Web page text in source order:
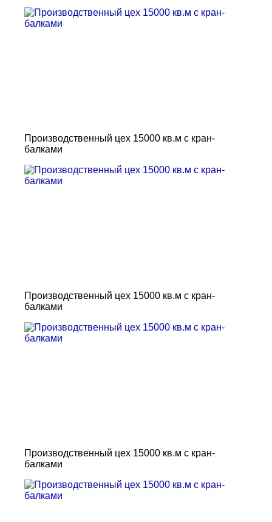
Производственный цех 15000 кв.м с кран-
балками
Производственный цех 15000 кв.м с кран-
балками
Производственный цех 15000 кв.м с кран-
балками